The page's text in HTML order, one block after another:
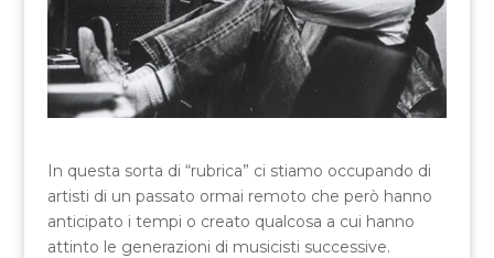
In questa sorta di “rubrica” ci stiamo occupando di
artisti di un passato ormai remoto che però hanno
anticipato i tempi o creato qualcosa a cui hanno
attinto le generazioni di musicisti successive.